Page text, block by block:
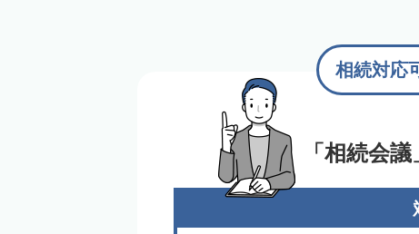
「相続会
相続対応